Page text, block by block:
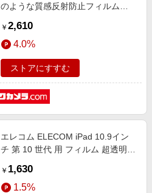
のような質感反射防止フィルム
￥ 2,610
4.0%
ストアにすすむ
エレコム ELECOM iPad 10.9イン
チ 第 10 世代 用 フィルム 超透明
A22RCFLAG
￥ 1,630
1.5%